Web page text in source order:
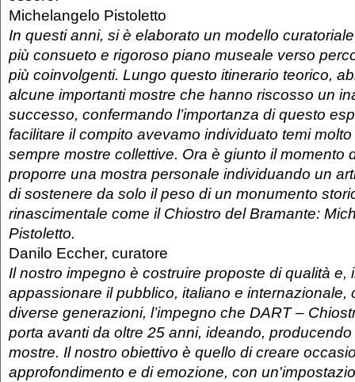
Michelangelo Pistoletto
In questi anni, si è elaborato un modello
più consueto e rigoroso piano museale verso
più coinvolgenti. Lungo questo itinerario teorico,
alcune importanti mostre che hanno riscosso un
successo, confermando l’importanza di questo
facilitare il compito avevamo individuato temi
sempre mostre collettive. Ora è giunto il momento
proporre una mostra personale individuando un
di sostenere da solo il peso di un monumento
rinascimentale come il Chiostro del Bramante:
Pistoletto.
Danilo Eccher, curatore
Il nostro impegno è costruire proposte di qualità e,
appassionare il pubblico, italiano e internazionale,
diverse generazioni, l’impegno che DART –
porta avanti da oltre 25 anni, ideando,
mostre. Il nostro obiettivo è quello di creare
approfondimento e di emozione, con